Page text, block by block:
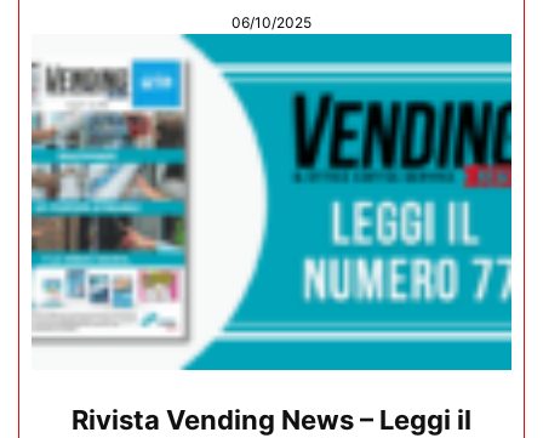
06/10/2025
Rivista Vending News – Leggi il